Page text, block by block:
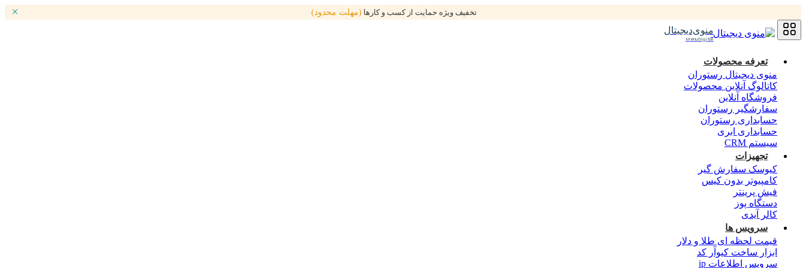
تخفیف ویژه حمایت از کسب و کارها (مهلت محدود)
منوی‌دیجیتال
MenuDigital
تعرفه محصولات
منوی دیجیتال رستوران
کاتالوگ آنلاین محصولات
فروشگاه آنلاین
سفارشگیر رستوران
حسابداری رستوران
حسابداری ابری
سیستم CRM
تجهیزات
کیوسک سفارش گیر
کامپیوتر بدون کیس
فیش پرینتر
دستگاه پوز
کالر آیدی
سرویس ها
قیمت لحظه ای طلا و دلار
ابزار ساخت کیوآر کد
سرویس اطلاعات ip